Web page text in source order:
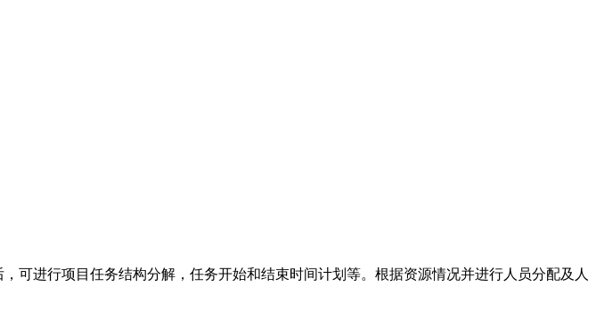
可进行项目任务结构分解，任务开始和结束时间计划等。根据资源情况并进行人员分配及人